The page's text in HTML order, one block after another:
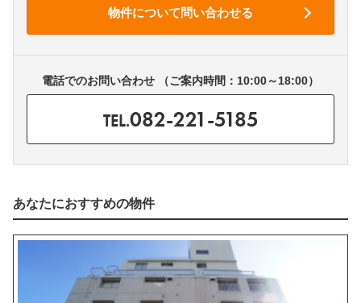
電話でのお問い合わせ （ご案内時間：10:00～18:00）
TEL.082-221-5185
あなたにおすすめの物件